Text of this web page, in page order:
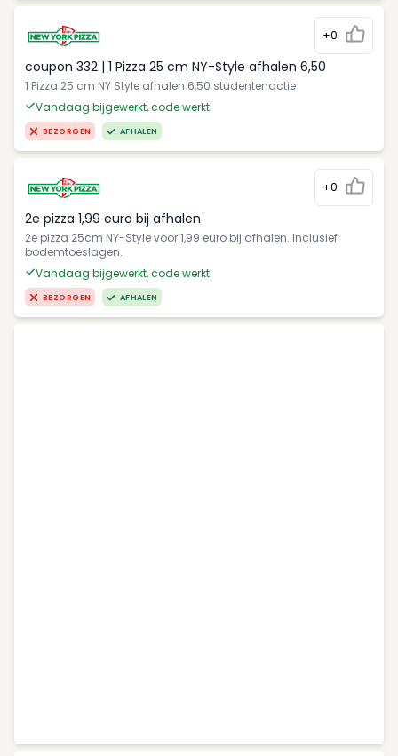
+0
coupon 332 | 1 Pizza 25 cm NY-Style afhalen 6,50
1 Pizza 25 cm NY Style afhalen 6,50 studentenactie
Vandaag bijgewerkt, code werkt!
BEZORGEN AFHALEN
+0
2e pizza 1,99 euro bij afhalen
2e pizza 25cm NY-Style voor 1,99 euro bij afhalen. Inclusief
bodemtoeslagen.
Vandaag bijgewerkt, code werkt!
BEZORGEN AFHALEN